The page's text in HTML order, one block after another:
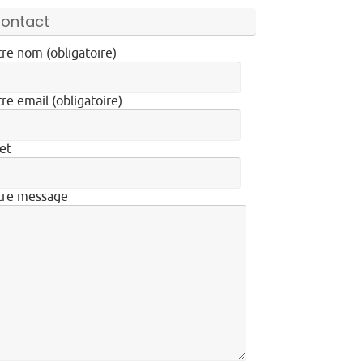
nom (obligatoire)
email (obligatoire)
message